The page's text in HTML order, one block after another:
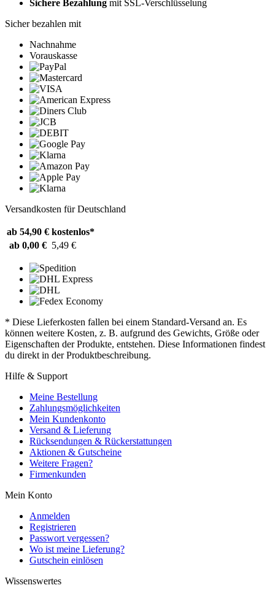
Sichere Bezahlung mit SSL-Verschlüsselung
Sicher bezahlen mit
Nachnahme
Vorauskasse
Versandkosten für Deutschland
ab 54,90 € kostenlos*
ab 0,00 € 5,49 €
* Diese Lieferkosten fallen bei einem Standard-Versand an. Es
können weitere Kosten, z. B. aufgrund des Gewichts, Größe oder
Eigenschaften der Produkte, entstehen. Diese Informationen findest
du direkt in der Produktbeschreibung.
Hilfe & Support
Meine Bestellung
Zahlungsmöglichkeiten
Mein Kundenkonto
Versand & Lieferung
Rücksendungen & Rückerstattungen
Aktionen & Gutscheine
Weitere Fragen?
Firmenkunden
Mein Konto
Anmelden
Registrieren
Passwort vergessen?
Wo ist meine Lieferung?
Gutschein einlösen
Wissenswertes